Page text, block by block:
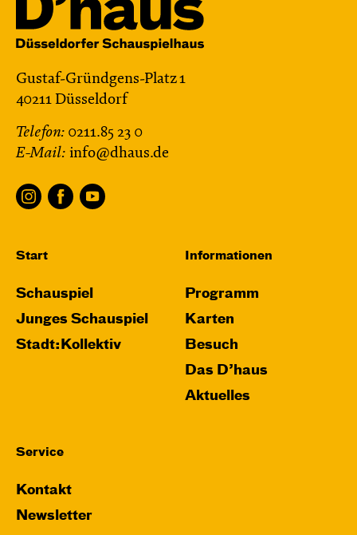
Gustaf-Gründgens-Platz 1
40211 Düsseldorf
Telefon: 0211.85 23 0
E-Mail: info@dhaus.de
Start
Schauspiel
Junges Schauspiel
Stadt:Kollektiv
Informationen
Programm
Karten
Besuch
Das D’haus
Aktuelles
Service
Kontakt
Newsletter